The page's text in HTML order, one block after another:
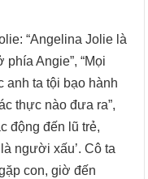
“Angelina Jolie là
phía Angie”, “Mọi
anh ta tội bạo hành
thực nào đưa ra”,
động đến lũ trẻ,
người xấu’. Cô ta
con, giờ đến